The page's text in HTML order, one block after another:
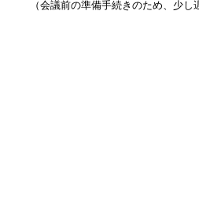
（会議前の準備手続きのため、少